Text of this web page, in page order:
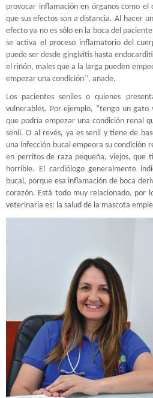
provocar inflamación en órganos como
que sus efectos son a distancia. Al hacer
efecto ya no es sólo en la boca del
se activa el proceso inflamatorio del
puede ser desde gingivitis hasta
el riñón, males que a la larga pueden
empezar una condición’’, añade.
Los pacientes seniles o quienes
vulnerables. Por ejemplo, “tengo un
que podría empezar una condición renal
senil. O al revés, ya es senil y tiene de
una infección bucal empeora su condición
en perritos de raza pequeña, viejos, que
horrible. El cardiólogo generalmente
bucal, porque esa inflamación de boca
corazón. Está todo muy relacionado, por
veterinaria es: la salud de la mascota